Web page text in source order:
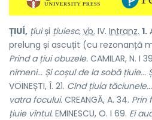
ȚIUÍ, țíuiși țiuiesc, vb. IV. Intranz. 1.
prelung și ascuțit (cu rezonanță
Prind a țiui obuzele. CAMILAR, N. I
nimeni... Și coșul de la sobă țiuie...
VOINEȘTI, Î. 21. Cînd țiuia
vatra focului. CREANGĂ, A. 34. Prin
țiuie vîntul. EMINESCU, O. I 69. Ei